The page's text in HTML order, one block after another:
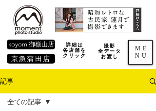
京急蒲田店
koyomi御嶽山店
撮影
全データ
お渡し
ME
NU
詳細は
各店舗を
​クリック
記事
全ての記事